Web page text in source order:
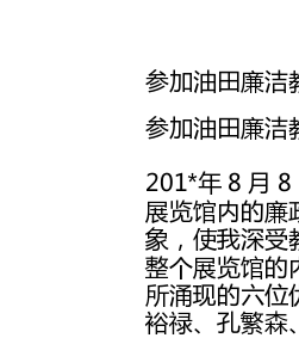
象，使我深受教育。